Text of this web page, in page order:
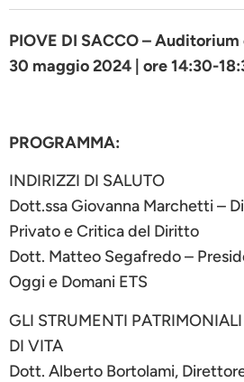
PIOVE DI SACCO –
30 maggio 2024 | ore 14:30-
PROGRAMMA:
INDIRIZZI DI SALUTO
Dott.ssa Giovanna Marchetti –
Privato e Critica del Diritto
Dott. Matteo Segafredo –
Oggi e Domani ETS
GLI STRUMENTI
DI VITA
Dott. Alberto Bortolami,